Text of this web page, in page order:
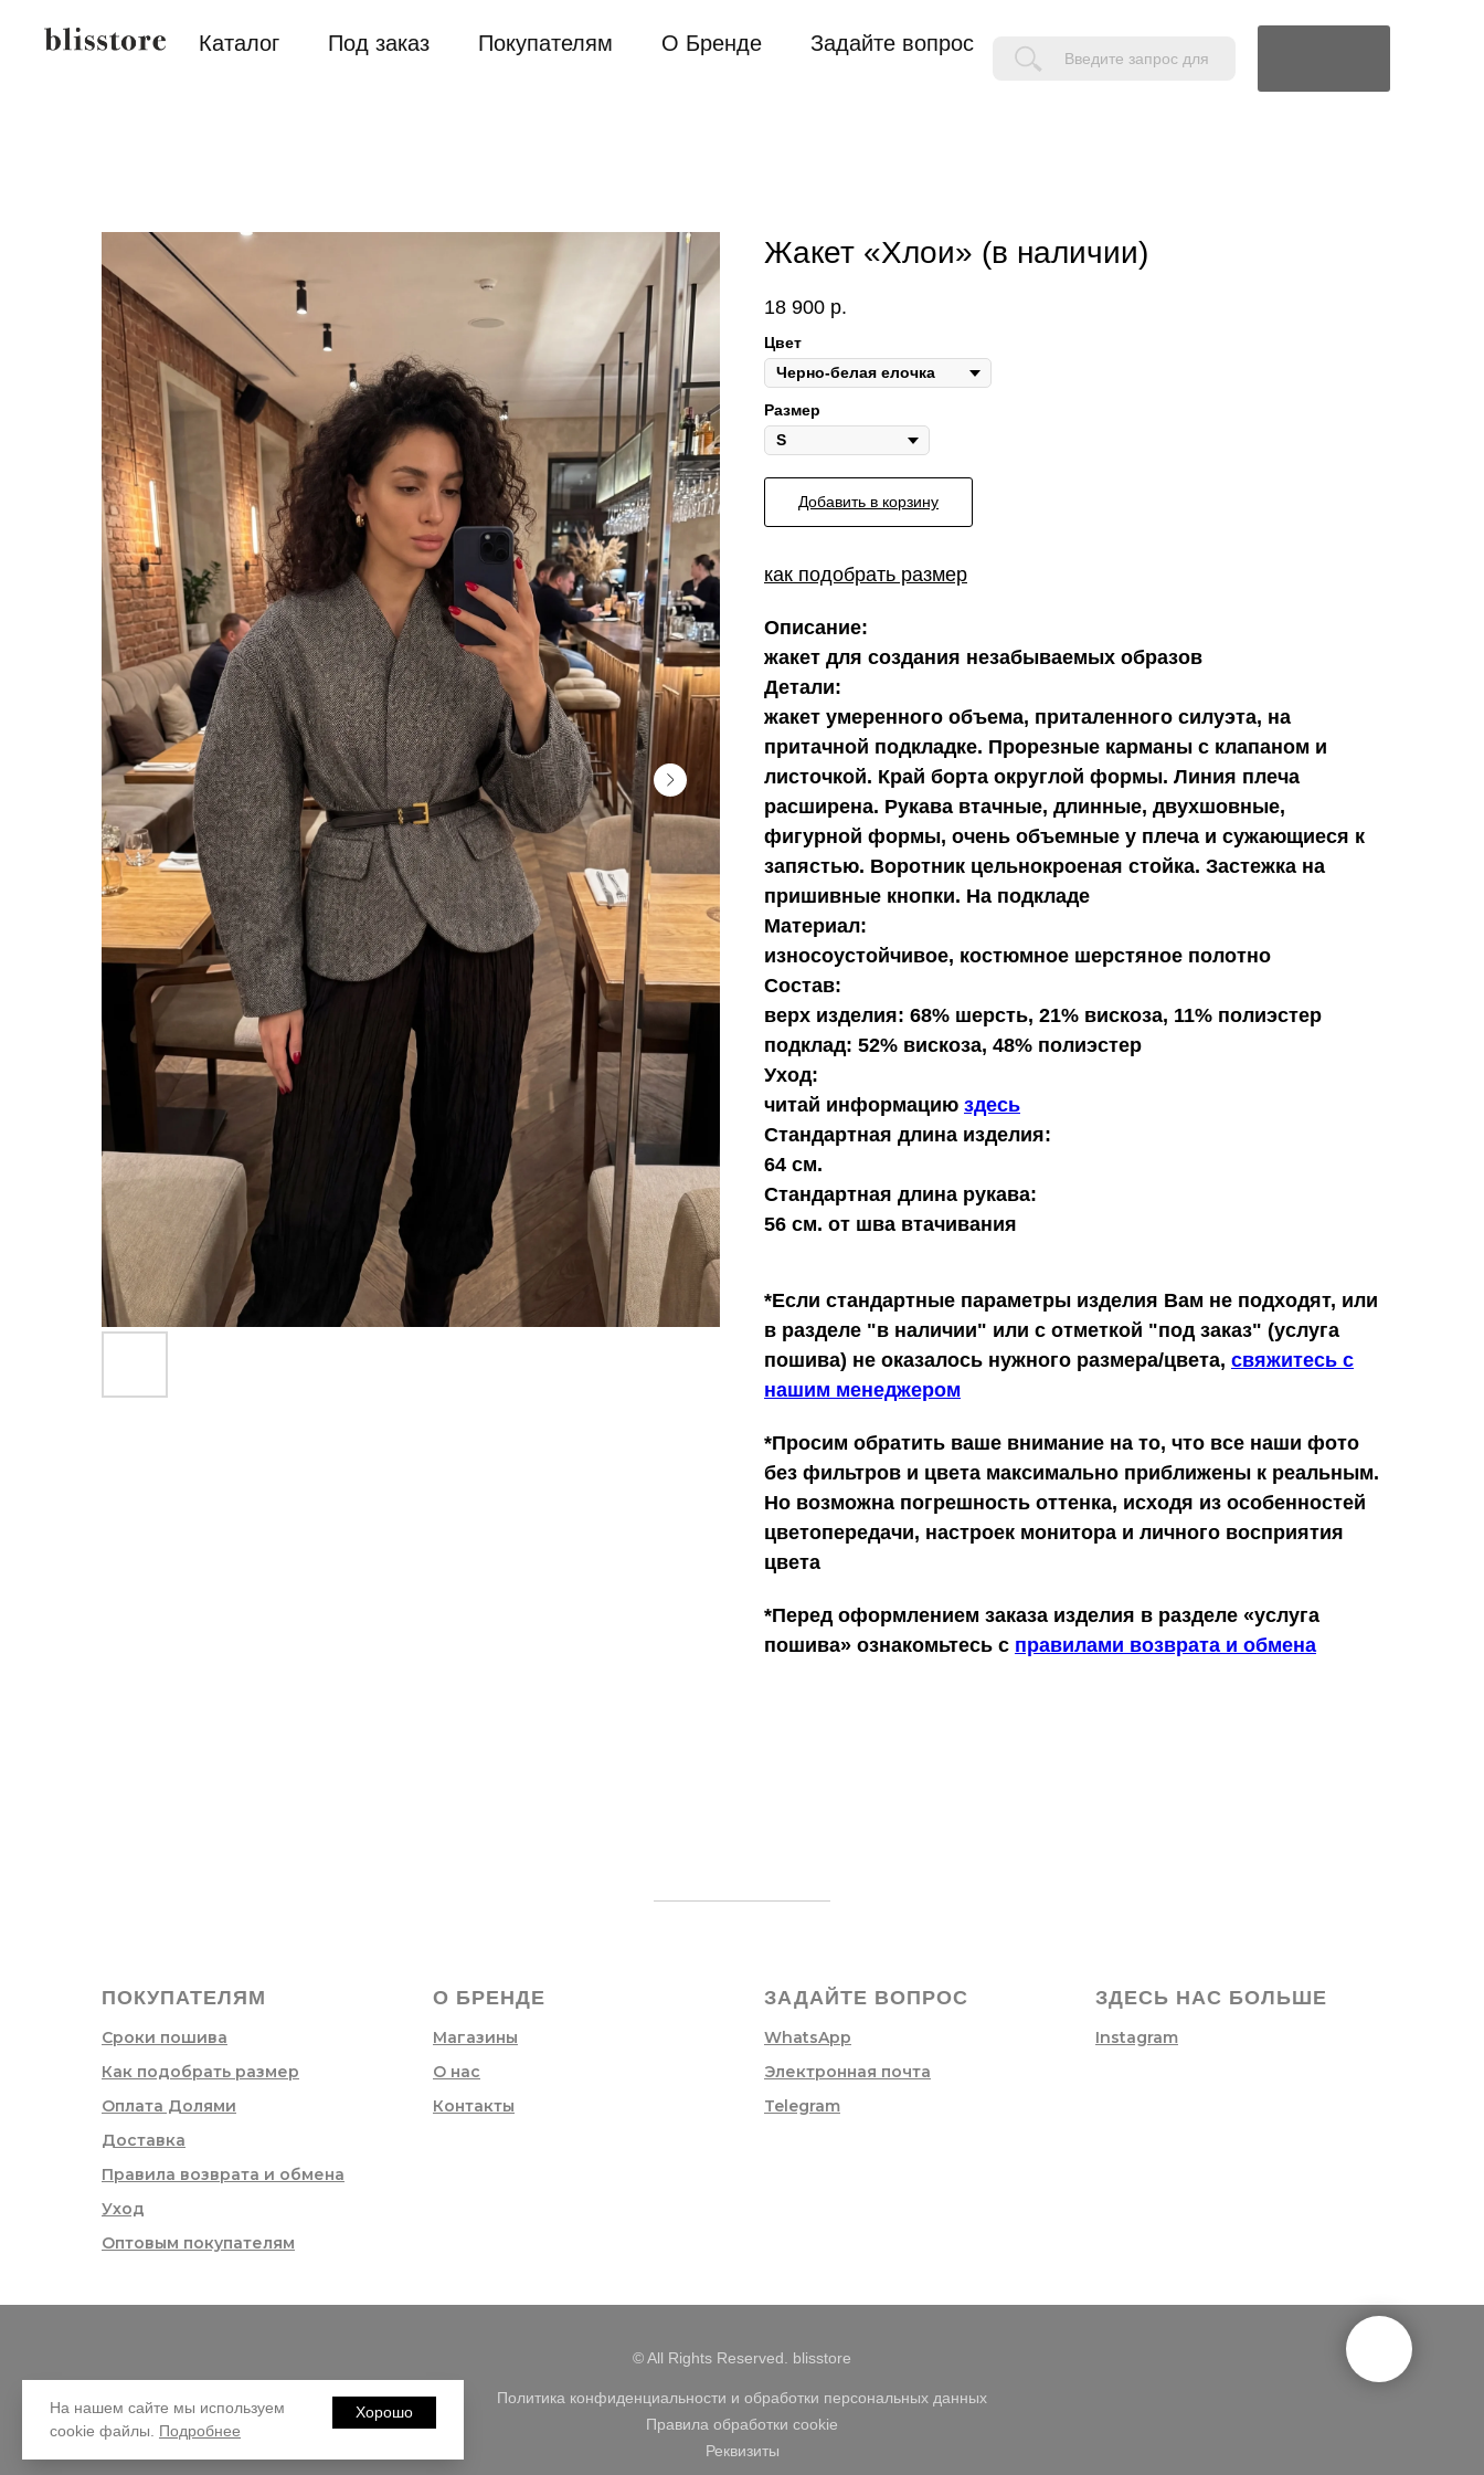
Каталог Под заказ Покупателям О Бренде Задайте вопрос
Жакет «Хлои» (в наличии)
18 900 р.
Цвет
Размер
Добавить в корзину
как подобрать размер
Описание:
жакет для создания незабываемых образов
Детали:
жакет умеренного объема, приталенного силуэта, на
притачной подкладке. Прорезные карманы с клапаном и
листочкой. Край борта округлой формы. Линия плеча
расширена. Рукава втачные, длинные, двухшовные,
фигурной формы, очень объемные у плеча и сужающиеся к
запястью. Воротник цельнокроеная стойка. Застежка на
пришивные кнопки. На подкладе
Материал:
износоустойчивое, костюмное шерстяное полотно
Состав:
верх изделия: 68% шерсть, 21% вискоза, 11% полиэстер
подклад: 52% вискоза, 48% полиэстер
Уход:
читай информацию здесь
Стандартная длина изделия:
64 см.
Стандартная длина рукава:
56 см. от шва втачивания
*Если стандартные параметры изделия Вам не подходят, или
в разделе "в наличии" или с отметкой "под заказ" (услуга
пошива) не оказалось нужного размера/цвета, свяжитесь с
нашим менеджером
*Просим обратить ваше внимание на то, что все наши фото
без фильтров и цвета максимально приближены к реальным.
Но возможна погрешность оттенка, исходя из особенностей
цветопередачи, настроек монитора и личного восприятия
цвета
*Перед оформлением заказа изделия в разделе «услуга
пошива» ознакомьтесь с правилами возврата и обмена
ПОКУПАТЕЛЯМ
Сроки пошива
Как подобрать размер
Оплата Долями
Доставка
Правила возврата и обмена
Уход
Оптовым покупателям
О БРЕНДЕ
Магазины
О нас
Контакты
ЗАДАЙТЕ ВОПРОС
WhatsApp
Электронная почта
Telegram
ЗДЕСЬ НАС БОЛЬШЕ
Instagram
На нашем сайте мы используем
cookie файлы. Подробнее
Хорошо
© All Rights Reserved. blisstore
Политика конфиденциальности и обработки персональных данных
Правила обработки cookie
Реквизиты